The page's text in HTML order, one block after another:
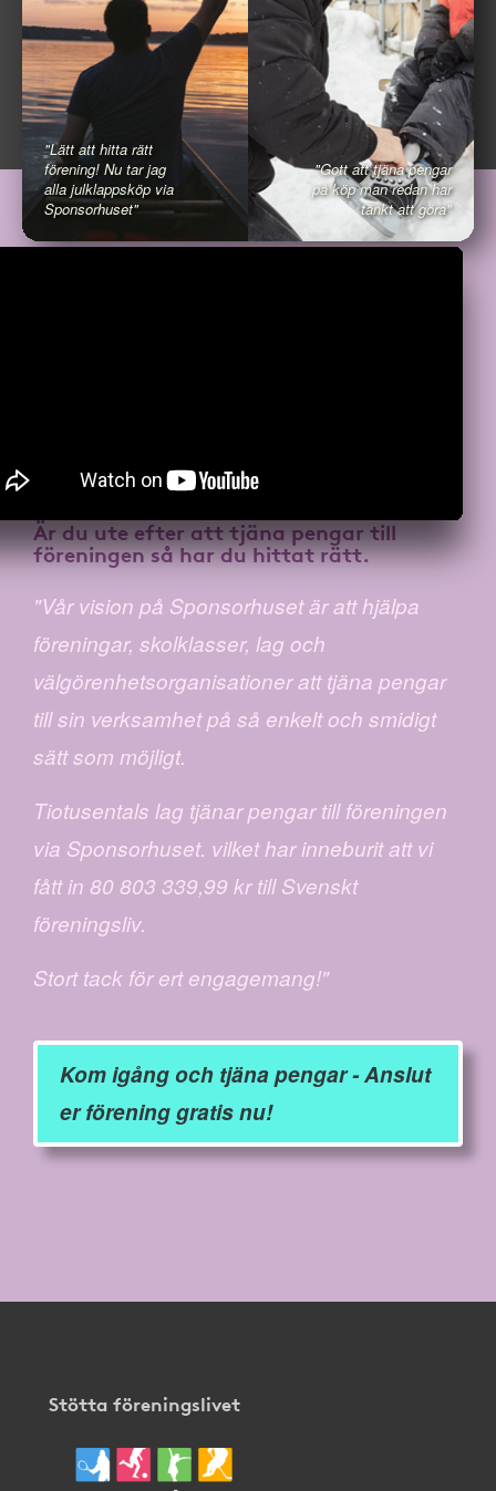
"Lätt att hitta rätt
förening! Nu tar jag
alla julklappsköp via
Sponsorhuset"
"Gott att tjäna pengar
på köp man redan har
tänkt att göra"
Är du ute efter atttjäna pengar till
föreningenså har du hittat rätt.
"Vår vision på Sponsorhuset är att hjälpa
föreningar, skolklasser, lag och
välgörenhetsorganisationer att tjäna pengar
till sin verksamhet på så enkelt och smidigt
sätt som möjligt.
Tiotusentals lag tjänar pengar till föreningen
via Sponsorhuset. vilket har inneburit att vi
fått in 80 803 339,99 kr till Svenskt
föreningsliv.
Stort tack för ert engagemang!"
Kom igång och tjäna pengar - Anslut
er förening gratis nu!
Stötta föreningslivet